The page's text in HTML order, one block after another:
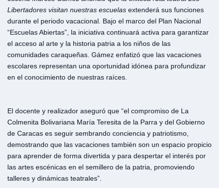
Libertadores visitan nuestras escuelas extenderá sus funciones
durante el periodo vacacional. Bajo el marco del Plan Nacional
“Escuelas Abiertas”, la iniciativa continuará activa para garantizar
el acceso al arte y la historia patria a los niños de las
comunidades caraqueñas. Gámez enfatizó que las vacaciones
escolares representan una oportunidad idónea para profundizar
en el conocimiento de nuestras raíces.
El docente y realizador aseguró que “el compromiso de La
Colmenita Bolivariana María Teresita de la Parra y del Gobierno
de Caracas es seguir sembrando conciencia y patriotismo,
demostrando que las vacaciones también son un espacio propicio
para aprender de forma divertida y para despertar el interés por
las artes escénicas en el semillero de la patria, promoviendo
talleres y dinámicas teatrales”.